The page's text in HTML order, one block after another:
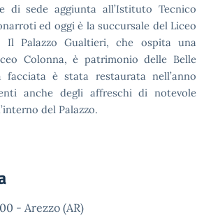
di sede aggiunta all’Istituto Tecnico
ed oggi è la succursale del Liceo
Il
Palazzo Gualtieri, che ospita una
Colonna, è patrimonio delle Belle
facciata è stata restaurata nell’anno
anche degli affreschi di notevole
del Palazzo.
- Arezzo (AR)